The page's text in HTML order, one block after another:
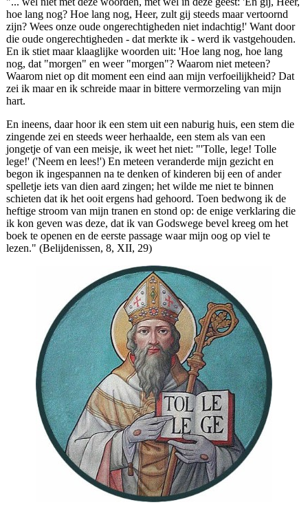
hoe lang nog? Hoe lang nog, Heer, zult gij steeds maar vertoornd
zijn? Wees onze oude ongerechtigheden niet indachtig!' Want door
die oude ongerechtigheden - dat merkte ik - werd ik vastgehouden.
En ik stiet maar klaaglijke woorden uit: 'Hoe lang nog, hoe lang
nog, dat "morgen" en weer "morgen"? Waarom niet meteen?
Waarom niet op dit moment een eind aan mijn verfoeilijkheid? Dat
zei ik maar en ik schreide maar in bittere vermorzeling van mijn
hart.
En ineens, daar hoor ik een stem uit een naburig huis, een stem die
zingende zei en steeds weer herhaalde, een stem als van een
jongetje of van een meisje, ik weet het niet: "'Tolle, lege! Tolle
lege!' ('Neem en lees!') En meteen veranderde mijn gezicht en
begon ik ingespannen na te denken of kinderen bij een of ander
spelletje iets van dien aard zingen; het wilde me niet te binnen
schieten dat ik het ooit ergens had gehoord. Toen bedwong ik de
heftige stroom van mijn tranen en stond op: de enige verklaring die
ik kon geven was deze, dat ik van Godswege bevel kreeg om het
boek te openen en de eerste passage waar mijn oog op viel te
lezen." (Belijdenissen, 8, XII, 29)